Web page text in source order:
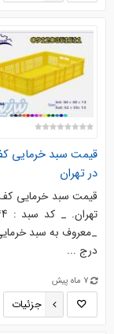
قیمت سبد خرمایی
در تهران
قیمت سبد خرمایی
درج ...
7 ماه پیش
جزئیات